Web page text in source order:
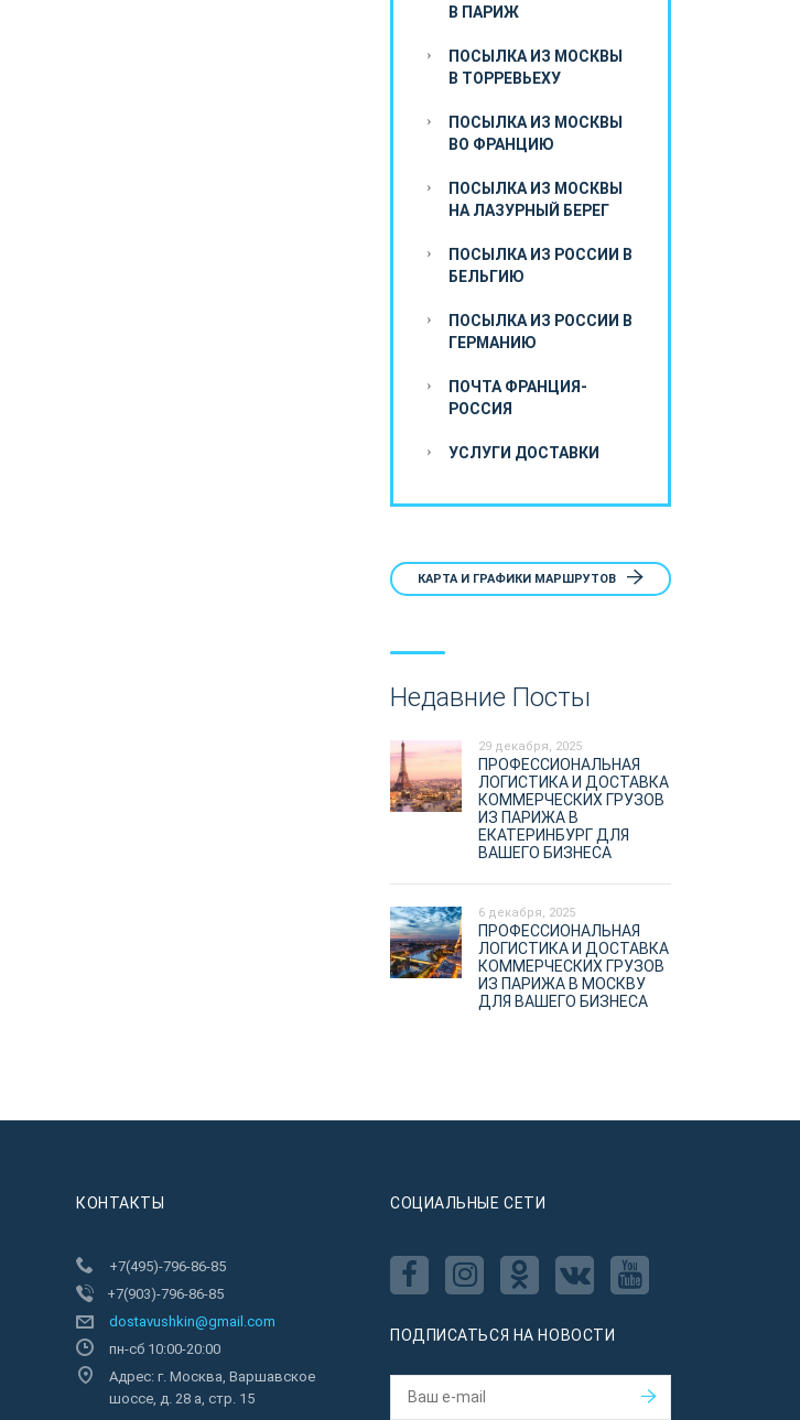
В ПАРИЖ
ПОСЫЛКА ИЗ МОСКВЫ
В ТОРРЕВЬЕХУ
ПОСЫЛКА ИЗ МОСКВЫ
ВО ФРАНЦИЮ
ПОСЫЛКА ИЗ МОСКВЫ
НА ЛАЗУРНЫЙ БЕРЕГ
ПОСЫЛКА ИЗ РОССИИ В
БЕЛЬГИЮ
ПОСЫЛКА ИЗ РОССИИ В
ГЕРМАНИЮ
ПОЧТА ФРАНЦИЯ-
РОССИЯ
УСЛУГИ ДОСТАВКИ
КАРТА И ГРАФИКИ МАРШРУТОВ
Недавние Посты
29 декабря, 2025
ПРОФЕССИОНАЛЬНАЯ
ЛОГИСТИКА И ДОСТАВКА
КОММЕРЧЕСКИХ ГРУЗОВ
ИЗ ПАРИЖА В
ЕКАТЕРИНБУРГ ДЛЯ
ВАШЕГО БИЗНЕСА
6 декабря, 2025
ПРОФЕССИОНАЛЬНАЯ
ЛОГИСТИКА И ДОСТАВКА
КОММЕРЧЕСКИХ ГРУЗОВ
ИЗ ПАРИЖА В МОСКВУ
ДЛЯ ВАШЕГО БИЗНЕСА
КОНТАКТЫ
+7(495)-796-86-85
+7(903)-796-86-85
dostavushkin@gmail.com
пн-сб 10:00-20:00
Адрес: г. Москва, Варшавское
шоссе, д. 28 а, стр. 15
CОЦИАЛЬНЫЕ СЕТИ
ПОДПИСАТЬСЯ НА НОВОСТИ